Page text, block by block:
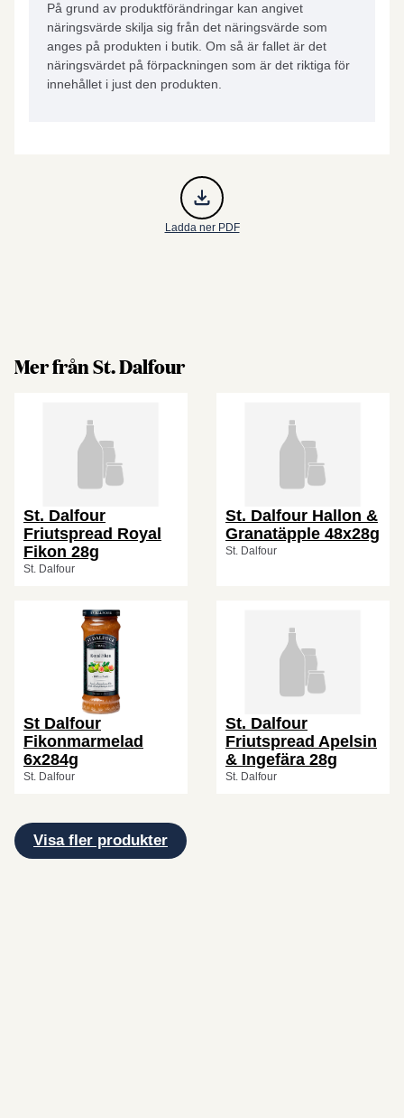
På grund av produktförändringar kan angivet
näringsvärde skilja sig från det näringsvärde som
anges på produkten i butik. Om så är fallet är det
näringsvärdet på förpackningen som är det riktiga för
innehållet i just den produkten.
Ladda ner PDF
Mer från St. Dalfour
St. Dalfour
Friutspread Royal
Fikon 28g
St. Dalfour
St. Dalfour Hallon &
Granatäpple 48x28g
St. Dalfour
St Dalfour
Fikonmarmelad
6x284g
St. Dalfour
St. Dalfour
Friutspread Apelsin
& Ingefära 28g
St. Dalfour
Visa fler produkter